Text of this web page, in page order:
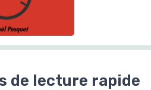
de lecture rapide